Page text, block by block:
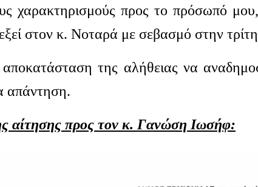
χαρακτηρισμούς προς το πρόσωπό μου,
στον κ. Νοταρά με σεβασμό στην τρίτη
της αλήθειας να
απάντηση.
αίτησης προς τον κ. Γανώση Ιωσήφ: